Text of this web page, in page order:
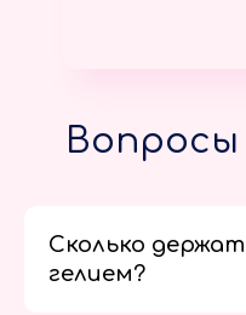
Сколько
гелием?